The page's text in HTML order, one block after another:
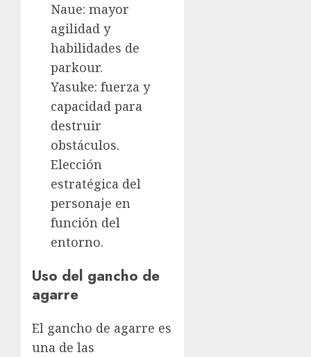
Naue: mayor
agilidad y
habilidades de
parkour.
Yasuke: fuerza y
capacidad para
destruir
obstáculos.
Elección
estratégica del
personaje en
función del
entorno.
Uso del gancho de
agarre
El gancho de agarre es
una de las